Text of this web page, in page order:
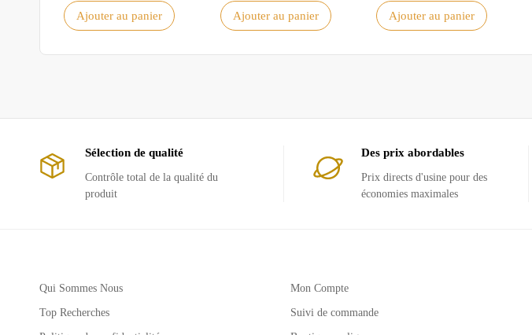
Ajouter au panier Ajouter au panier Ajouter au panier
Sélection de qualité
Contrôle total de la qualité du
produit
Des prix abordables
Prix ​​directs d'usine pour des
économies maximales
Qui Sommes Nous
Top Recherches
Mon Compte
Suivi de commande